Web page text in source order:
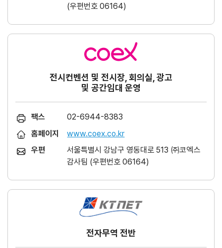
(우편번호 06164)
전시컨벤션 및 전시장, 회의실, 광고
및 공간임대 운영
팩스
02-6944-8383
홈페이지
www.coex.co.kr
우편
서울특별시 강남구 영동대로 513 ㈜코엑스
감사팀 (우편번호 06164)
전자무역 전반